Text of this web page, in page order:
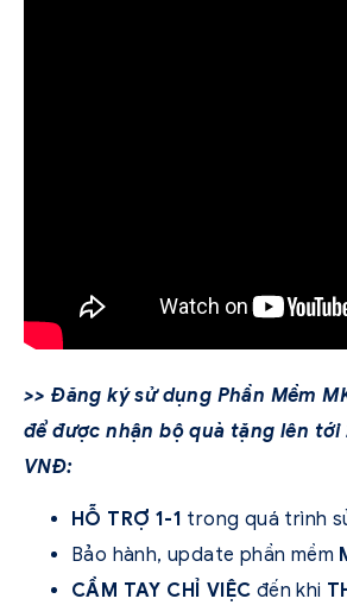
>> Đăng ký sử dụng Phần Mềm
để được nhận bộ quà tặng lên
VNĐ:
HỖ TRỢ 1-1 trong quá trình
Bảo hành, update phần mềm
CẦM TAY CHỈ VIỆC đến khi